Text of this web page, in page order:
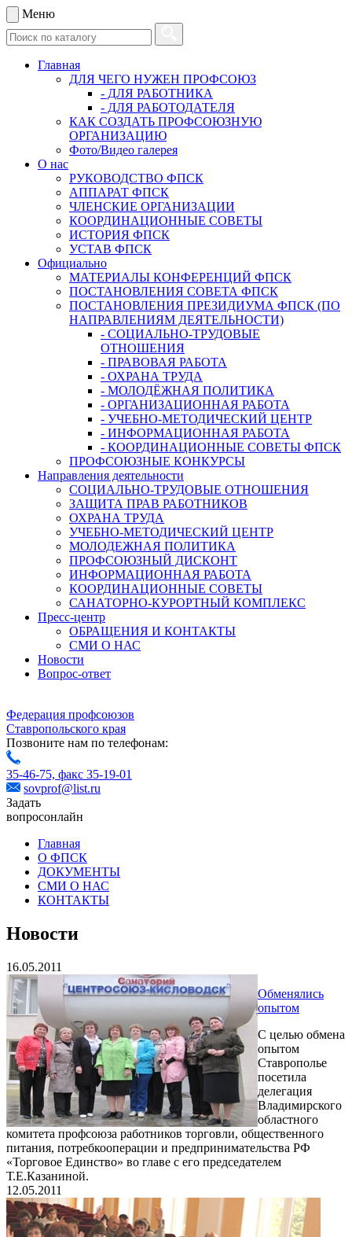
Меню
Главная
ДЛЯ ЧЕГО НУЖЕН ПРОФСОЮЗ
- ДЛЯ РАБОТНИКА
- ДЛЯ РАБОТОДАТЕЛЯ
КАК СОЗДАТЬ ПРОФСОЮЗНУЮ
ОРГАНИЗАЦИЮ
Фото/Видео галерея
О нас
РУКОВОДСТВО ФПСК
АППАРАТ ФПСК
ЧЛЕНСКИЕ ОРГАНИЗАЦИИ
КООРДИНАЦИОННЫЕ СОВЕТЫ
ИСТОРИЯ ФПСК
УСТАВ ФПСК
Официально
МАТЕРИАЛЫ КОНФЕРЕНЦИЙ ФПСК
ПОСТАНОВЛЕНИЯ СОВЕТА ФПСК
ПОСТАНОВЛЕНИЯ ПРЕЗИДИУМА ФПСК (ПО
НАПРАВЛЕНИЯМ ДЕЯТЕЛЬНОСТИ)
- СОЦИАЛЬНО-ТРУДОВЫЕ
ОТНОШЕНИЯ
- ПРАВОВАЯ РАБОТА
- ОХРАНА ТРУДА
- МОЛОДЁЖНАЯ ПОЛИТИКА
- ОРГАНИЗАЦИОННАЯ РАБОТА
- УЧЕБНО-МЕТОДИЧЕСКИЙ ЦЕНТР
- ИНФОРМАЦИОННАЯ РАБОТА
- КООРДИНАЦИОННЫЕ СОВЕТЫ ФПСК
ПРОФСОЮЗНЫЕ КОНКУРСЫ
Направления деятельности
СОЦИАЛЬНО-ТРУДОВЫЕ ОТНОШЕНИЯ
ЗАЩИТА ПРАВ РАБОТНИКОВ
ОХРАНА ТРУДА
УЧЕБНО-МЕТОДИЧЕСКИЙ ЦЕНТР
МОЛОДЕЖНАЯ ПОЛИТИКА
ПРОФСОЮЗНЫЙ ДИСКОНТ
ИНФОРМАЦИОННАЯ РАБОТА
КООРДИНАЦИОННЫЕ СОВЕТЫ
САНАТОРНО-КУРОРТНЫЙ КОМПЛЕКС
Пресс-центр
ОБРАЩЕНИЯ И КОНТАКТЫ
СМИ О НАС
Новости
Вопрос-ответ
Федерация профсоюзов
Ставропольского края
Позвоните нам по телефонам:
35-46-75, факс 35-19-01
sovprof@list.ru
Задать
вопросонлайн
Главная
О ФПСК
ДОКУМЕНТЫ
СМИ О НАС
КОНТАКТЫ
Новости
16.05.2011
Обменялись
опытом
С целью обмена
опытом
Ставрополье
посетила
делегация
Владимирского
областного
комитета профсоюза работников торговли, общественного
питания, потребкооперации и предпринимательства РФ
«Торговое Единство» во главе с его председателем
Т.Е.Казаниной.
12.05.2011